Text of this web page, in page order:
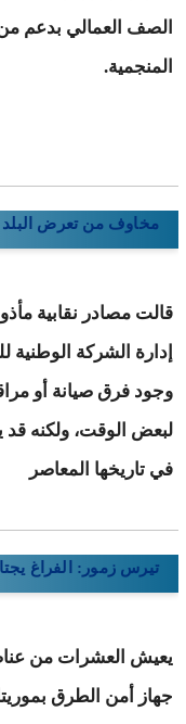
الصف العمالي بدعم
المنجمية.
مخاوف من تعرض البلد
قالت مصادر نقابية
إدارة الشركة الوطنية
وجود فرق صيانة أو
لبعض الوقت، ولكنه قد
في تاريخها المعاصر
تيرس زمور: الفراغ
يعيش العشرات من
جهاز أمن الطرق